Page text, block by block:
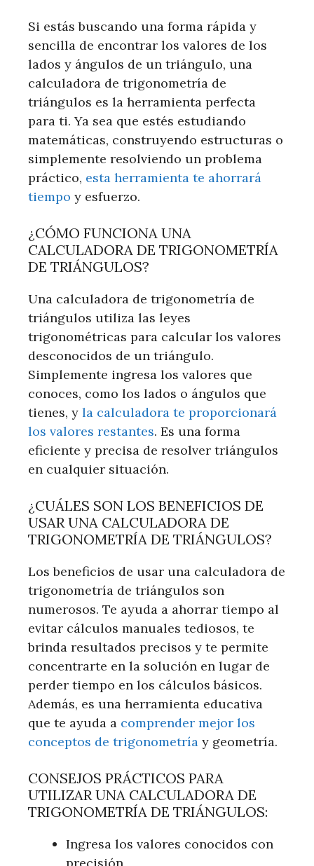
Si estás buscando una forma rápida y
sencilla de encontrar los valores de los
lados y ángulos de un triángulo, una
calculadora de trigonometría de
triángulos es la herramienta perfecta
para ti. Ya sea que estés estudiando
matemáticas, construyendo estructuras o
simplemente resolviendo un problema
práctico, esta herramienta te ahorrará
tiempo y esfuerzo.
¿CÓMO FUNCIONA UNA
CALCULADORA DE TRIGONOMETRÍA
DE TRIÁNGULOS?
Una calculadora de trigonometría de
triángulos utiliza las leyes
trigonométricas para calcular los valores
desconocidos de un triángulo.
Simplemente ingresa los valores que
conoces, como los lados o ángulos que
tienes, y la calculadora te proporcionará
los valores restantes. Es una forma
eficiente y precisa de resolver triángulos
en cualquier situación.
¿CUÁLES SON LOS BENEFICIOS DE
USAR UNA CALCULADORA DE
TRIGONOMETRÍA DE TRIÁNGULOS?
Los beneficios de usar una calculadora de
trigonometría de triángulos son
numerosos. Te ayuda a ahorrar tiempo al
evitar cálculos manuales tediosos, te
brinda resultados precisos y te permite
concentrarte en la solución en lugar de
perder tiempo en los cálculos básicos.
Además, es una herramienta educativa
que te ayuda a comprender mejor los
conceptos de trigonometría y geometría.
CONSEJOS PRÁCTICOS PARA
UTILIZAR UNA CALCULADORA DE
TRIGONOMETRÍA DE TRIÁNGULOS:
Ingresa los valores conocidos con